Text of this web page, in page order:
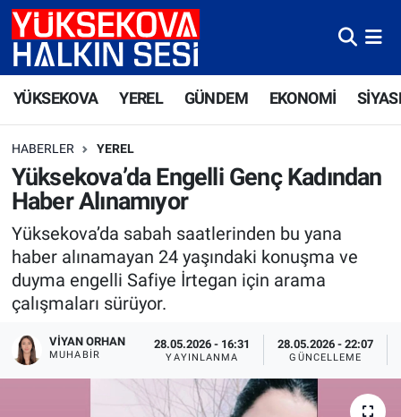
YÜKSEKOVA YEREL GÜNDEM EKONOMİ
HABERLER YEREL
Yüksekova’da Engelli Genç Kadından
Haber Alınamıyor
Yüksekova’da sabah saatlerinden bu yana
haber alınamayan 24 yaşındaki konuşma ve
duyma engelli Safiye İrtegan için arama
çalışmaları sürüyor.
VIYAN ORHAN
MUHABIR
28.05.2026 - 16:31
YAYINLANMA
28.05.2026 - 22:07
GÜNCELLEME
Yüksekova Nöbetçi Eczaneler
Süper Lig Puan Durumu ve Fikstür
Tüm Manşetler
Son Dakika Haberleri
Haber Arşivi